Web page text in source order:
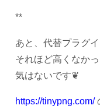
**
あと、代替プラグ
それほど高くなか
気はないです❦
https://tinypng.com/